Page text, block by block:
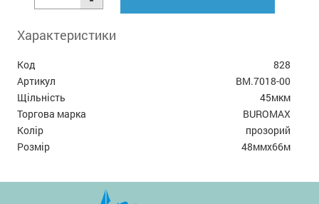
Характеристики
Код
828
Артикул
BM.7018-00
Щільність
45мкм
Торгова марка
BUROMAX
Колір
прозорий
Розмір
48ммx66м